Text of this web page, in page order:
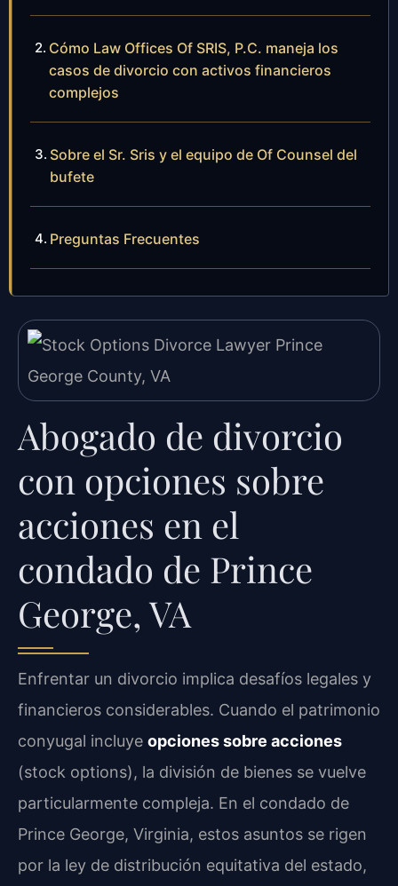
Cómo Law Offices Of SRIS, P.C. maneja los
casos de divorcio con activos financieros
complejos
Sobre el Sr. Sris y el equipo de Of Counsel del
bufete
Preguntas Frecuentes
Abogado de divorcio
con opciones sobre
acciones en el
condado de Prince
George, VA
Enfrentar un divorcio implica desafíos legales y
financieros considerables. Cuando el patrimonio
conyugal incluye opciones sobre acciones
(stock options), la división de bienes se vuelve
particularmente compleja. En el condado de
Prince George, Virginia, estos asuntos se rigen
por la ley de distribución equitativa del estado,